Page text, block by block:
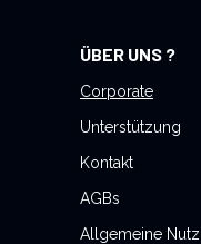
ÜBER UNS ?
Corporate
Unterstützung
Kontakt
AGBs
Allgemeine